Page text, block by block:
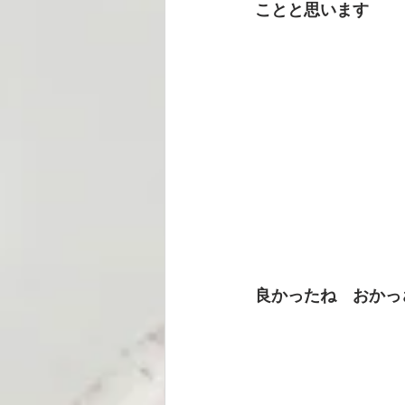
ことと思います
良かったね　おか